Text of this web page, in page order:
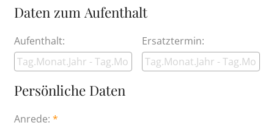
Daten zum Aufenthalt
Aufenthalt: Ersatztermin:
Persönliche Daten
Anrede: